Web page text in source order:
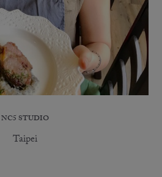
NC5 STUDIO
Taipei